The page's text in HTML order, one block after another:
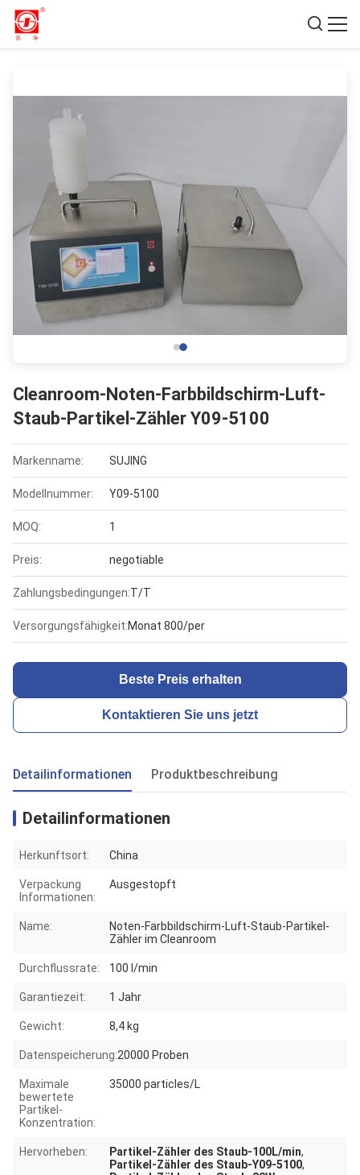
Cleanroom-Noten-Farbbildschirm-Luft-
Staub-Partikel-Zähler Y09-5100
Markenname: SUJING
Modellnummer: Y09-5100
MOQ: 1
Preis: negotiable
Zahlungsbedingungen:T/T
Versorgungsfähigkeit:Monat 800/per
Beste Preis erhalten
Kontaktieren Sie uns jetzt
Detailinformationen Produktbeschreibung
Detailinformationen
Herkunftsort: China
Verpackung
Informationen:
Ausgestopft
Name:
Noten-Farbbildschirm-Luft-Staub-Partikel-
Zähler im Cleanroom
Durchflussrate: 100 l/min
Garantiezeit: 1 Jahr
Gewicht: 8,4 kg
Datenspeicherung:20000 Proben
Maximale
bewertete
Partikel-
Konzentration:
35000 particles/L
Hervorheben: Partikel-Zähler des Staub-100L/min,
Partikel-Zähler des Staub-Y09-5100,